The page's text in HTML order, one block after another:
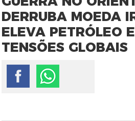
DERRUBA MOEDA
ELEVA PETRÓLEO
TENSÕES GLOBAIS